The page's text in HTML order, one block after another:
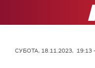
СУБОТА, 18.11.2023, 19:13